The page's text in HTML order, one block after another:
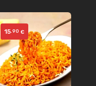
15 .90 €